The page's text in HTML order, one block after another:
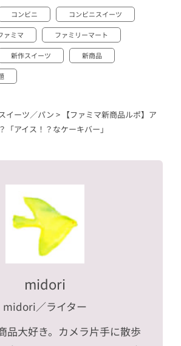
コンビニ コンビニスイーツ
ァミマ ファミリーマート
新作スイーツ 新商品
イーツ／パン > 【ファミマ新商品ルポ】ア
「アイス！？なケーキバー」
midori
midori／ライター
品大好き。カメラ片手に散歩